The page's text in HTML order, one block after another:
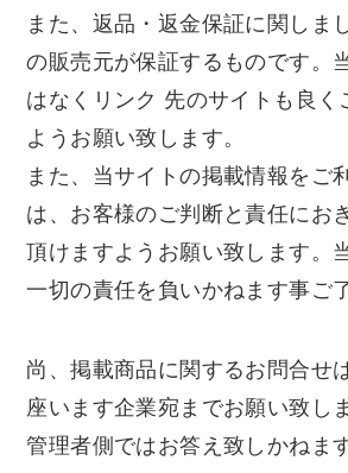
また、返品・返金保証に関しま
の販売元が保証するものです。
はなくリンク 先のサイトも良く
ようお願い致します。
また、当サイトの掲載情報をご
は、お客様のご判断と責任にお
頂けますようお願い致します。
一切の責任を負いかねます事ご
尚、掲載商品に関するお問合せ
座います企業宛までお願い致し
管理者側ではお答え致しかねま